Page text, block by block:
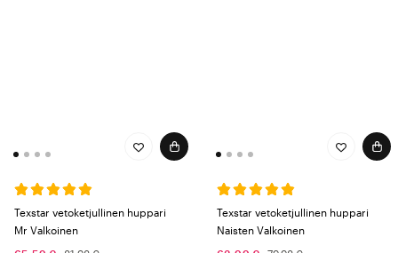
Texstar vetoketjullinen huppari
Mr Valkoinen
Texstar vetoketjullinen huppari
Naisten Valkoinen